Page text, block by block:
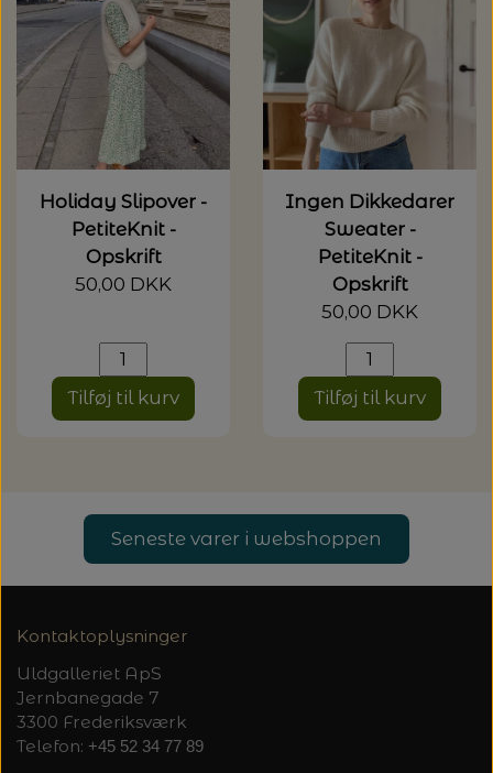
Holiday Slipover -
PetiteKnit -
Opskrift
50,00 DKK
Tilføj til kurv
Ingen Dikkedarer
Sweater -
PetiteKnit -
Opskrift
50,00 DKK
Tilføj til kurv
Seneste varer i webshoppen
Kontaktoplysninger
Uldgalleriet ApS
Jernbanegade 7
3300 Frederiksværk
Telefon: +45 52 34 77 89